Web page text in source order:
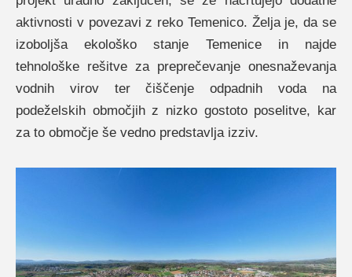
aktivnosti v povezavi z reko Temenico. Želja je, da se
izoboljša ekološko stanje Temenice in najde
tehnološke rešitve za preprečevanje onesnaževanja
vodnih virov ter čiščenje odpadnih voda na
podeželskih območjih z nizko gostoto poselitve, kar
za to območje še vedno predstavlja izziv.